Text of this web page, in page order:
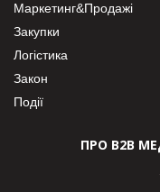
Маркетинг&Продажі
Закупки
Логістика
Закон
Події
ПРО В2В